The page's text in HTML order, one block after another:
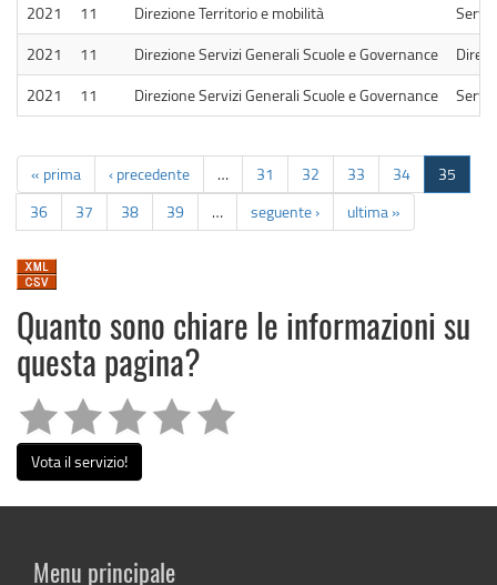
2021
11 Direzione Territorio e mobilità
2021
11 Direzione Servizi Generali Scuole e Governance
2021
11 Direzione Servizi Generali Scuole e Governance
« prima ‹ precedente … 31 32 33 34
35
36
37 38 39 … seguente › ultima »
Quanto sono chiare le informazioni su
questa pagina?
Vota il servizio!
Menu principale